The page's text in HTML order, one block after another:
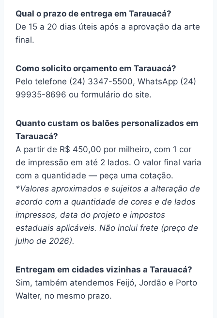
Qual o prazo de entrega em Tarauacá?
De 15 a 20 dias úteis após a aprovação da arte
final.
Como solicito orçamento em Tarauacá?
Pelo telefone (24) 3347-5500, WhatsApp (24)
99935-8696 ou formulário do site.
Quanto custam os balões personalizados em
Tarauacá?
A partir de R$ 450,00 por milheiro, com 1 cor
de impressão em até 2 lados. O valor final varia
com a quantidade — peça uma cotação.
*Valores aproximados e sujeitos a alteração de
acordo com a quantidade de cores e de lados
impressos, data do projeto e impostos
estaduais aplicáveis. Não inclui frete (preço de
julho de 2026).
Entregam em cidades vizinhas a Tarauacá?
Sim, também atendemos Feijó, Jordão e Porto
Walter, no mesmo prazo.